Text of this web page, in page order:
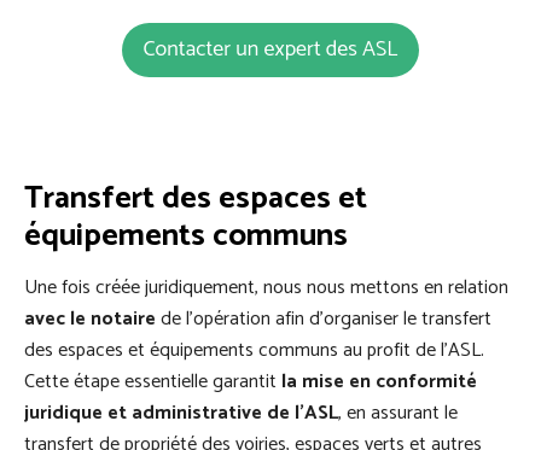
Transfert des espaces et
équipements communs
Une fois créée juridiquement, nous nous mettons en relation
avec le notairede l’opération afin d’organiser le transfert
des espaces et équipements communs au profit de l’ASL.
Cette étape essentielle garantit la mise en conformité
juridique et administrative de l’ASL, en assurant le